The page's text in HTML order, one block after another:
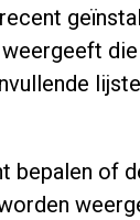
bepalen of